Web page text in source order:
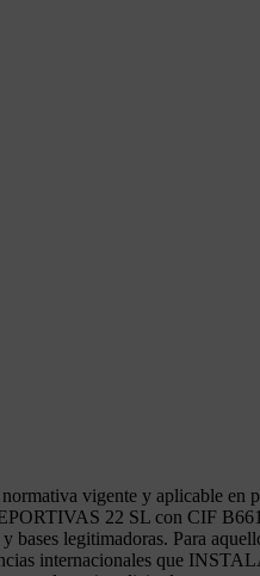
vigente y aplicable en
22 SL con CIF
bases legitimadoras. Para
internacionales que